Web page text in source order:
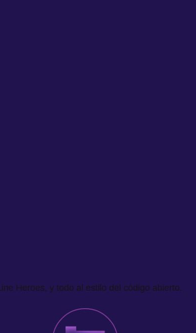
Heroes, y todo al estilo del código abierto.